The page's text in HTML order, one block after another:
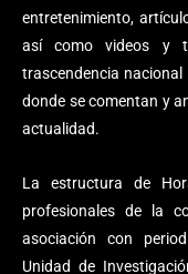
entretenimiento,
así como videos y
trascendencia
donde se comentan y
actualidad.
La estructura de
profesionales de la
asociación con
Unidad de